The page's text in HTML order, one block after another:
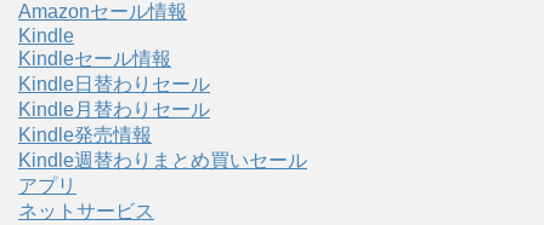
Amazonセール情報
Kindle
Kindleセール情報
Kindle日替わりセール
Kindle月替わりセール
Kindle発売情報
Kindle週替わりまとめ買いセール
アプリ
ネットサービス